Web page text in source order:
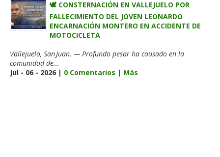
🕊️ CONSTERNACIÓN EN VALLEJUELO POR
FALLECIMIENTO DEL JOVEN LEONARDO
ENCARNACIÓN MONTERO EN ACCIDENTE DE
MOTOCICLETA
Vallejuelo, San Juan. — Profundo pesar ha causado en la
comunidad de...
Jul - 06 - 2026 | 0 Comentarios | Más